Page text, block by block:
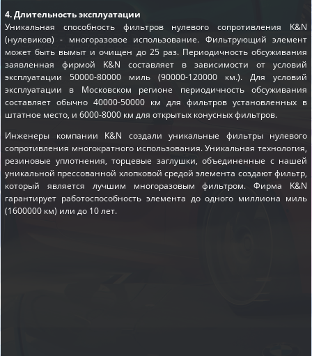
4. Длительность эксплуатации
Уникальная способность фильтров нулевого сопротивления K&N
(нулевиков) - многоразовое использование. Фильтрующий элемент
может быть вымыт и очищен до 25 раз. Периодичность обсуживания
заявленная фирмой K&N составляет в зависимости от условий
эксплуатации 50000-80000 миль (90000-120000 км.). Для условий
эксплуатации в Московском регионе периодичность обсуживания
составляет обычно 40000-50000 км для фильтров установленных в
штатное место, и 6000-8000 км для открытых конусных фильтров.
Инженеры компании K&N создали уникальные фильтры нулевого
сопротивления многократного использования. Уникальная технология,
резиновые уплотнения, торцевые заглушки, объединенные с нашей
уникальной прессованной хлопковой средой элемента создают фильтр,
который является лучшим многоразовым фильтром. Фирма K&N
гарантирует работоспособность элемента до одного миллиона миль
(1600000 км) или до 10 лет.